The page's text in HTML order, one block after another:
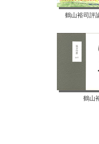
鶴山裕司評
鶴山